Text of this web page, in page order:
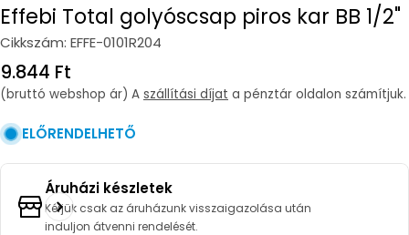
Effebi Total golyóscsap piros kar BB 1/2"
Cikkszám: EFFE-0101R204
Regular
price
9.844 Ft
(bruttó webshop ár) A szállítási díjat a pénztár oldalon számítjuk.
ELŐRENDELHETŐ
Áruházi készletek
Kérjük csak az áruházunk visszaigazolása után
induljon átvenni rendelését.